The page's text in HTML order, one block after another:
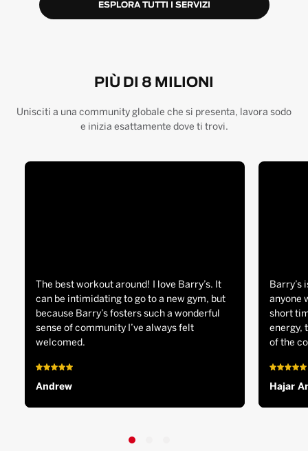
ESPLORA TUTTI I SERVIZI
PIÙ DI 8 MILIONI
Unisciti a una community globale che si presenta, lavora sodo
e inizia esattamente dove ti trovi.
The best workout around! I love Barry’s. It
can be intimidating to go to a new gym, but
because Barry’s fosters such a wonderful
sense of community I’ve always felt
welcomed.
Andrew
Barry’s
anyone
short
energy,
of the
Hajar